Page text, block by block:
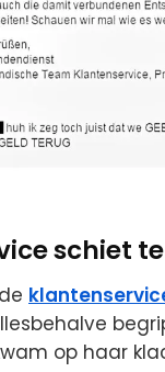
schiet
op haar